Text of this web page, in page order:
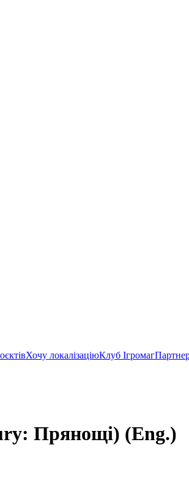
Хочу локалізаціюКлуб Ігромаг
Прянощі) (Eng.)